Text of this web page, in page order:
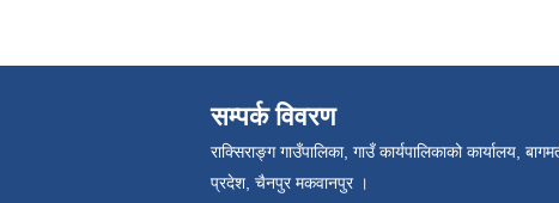
सम्पर्क विवरण
राक्सिराङ्ग गाउँपालिका, गाउँ कार्यपालिकाको कार्यालय,
प्रदेश, चैनपुर मकवानपुर ।